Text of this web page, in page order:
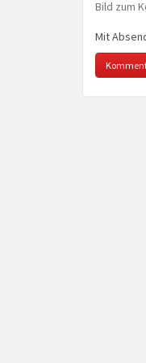
Bild zum
Mit